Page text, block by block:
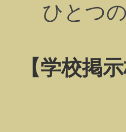
ひとつ
【学校掲示